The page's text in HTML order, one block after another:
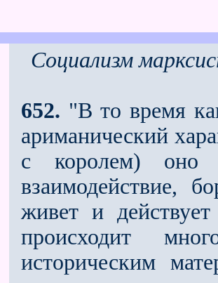
Социализм
652. "В то время
ариманический
с королeм) оно
взаимодействие,
живeт и
происходит
историческим